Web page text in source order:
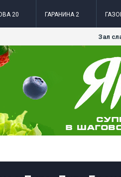
20 ГАРАНИНА 2
Зал